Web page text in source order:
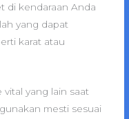
di kendaraan Anda
yang dapat
karat atau
yang lain saat
mesti sesuai